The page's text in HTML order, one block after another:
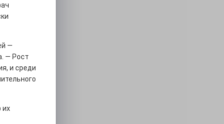
—
— Рост
и среди
их